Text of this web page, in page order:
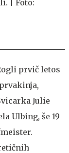
prvič letos
Julie
Ulbing, še 19